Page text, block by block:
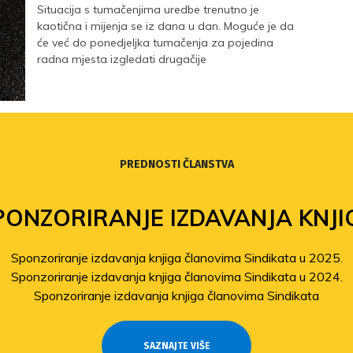
Situacija s tumačenjima uredbe trenutno je
kaotična i mijenja se iz dana u dan. Moguće je da
će već do ponedjeljka tumačenja za pojedina
radna mjesta izgledati drugačije
PREDNOSTI ČLANSTVA
IZDAVANJA
Sponzoriranje izdavanja knjiga članovima Sindikata u 2025.
Sponzoriranje izdavanja knjiga članovima Sindikata u 2024.
Sponzoriranje izdavanja knjiga članovima Sindikata
SAZNAJTE VIŠE